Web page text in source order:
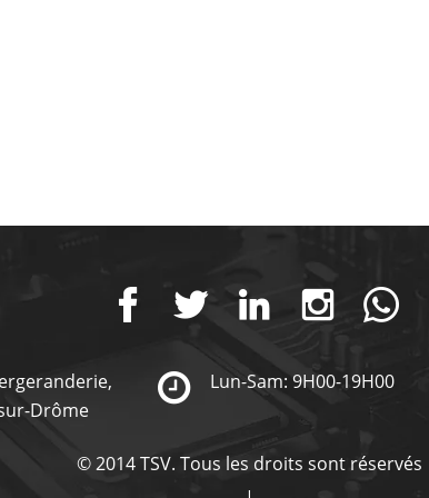
Drôme
Lun-Sam: 9H00-19H00
© 2014 TSV. Tous les droits sont réservés